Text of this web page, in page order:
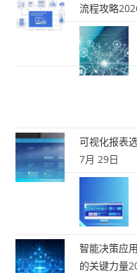
流程攻略
可视化报表
7月 29日
智能决策应
的关键力量